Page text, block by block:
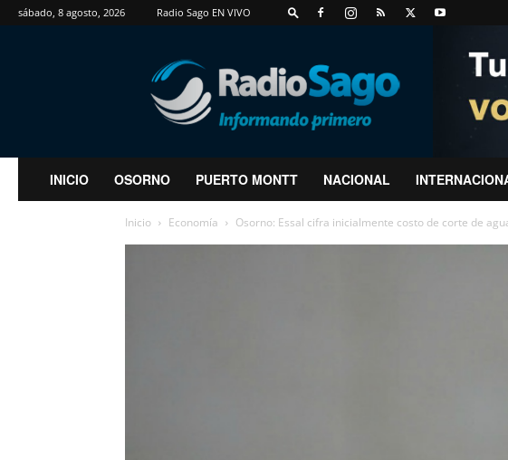
sábado, 8 agosto, 2026 Radio Sago EN VIVO
RadioSago
INICIO OSORNO PUERTO MONTT NACIONAL
Inicio Economía Osorno: Essal cifra inicialmente costo de corte de